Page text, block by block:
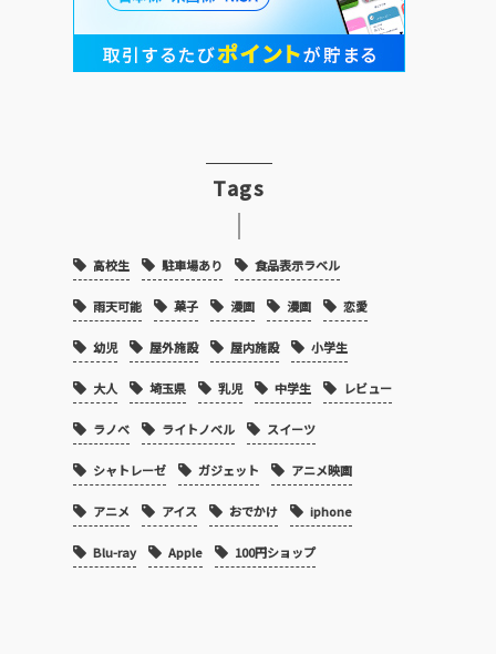
Tags
高校生 駐車場あり 食品表示ラベル
雨天可能 菓子 漫画 漫画 恋愛
幼児 屋外施設 屋内施設 小学生
大人 埼玉県 乳児 中学生 レビュー
ラノベ ライトノベル スイーツ
シャトレーゼ ガジェット アニメ映画
アニメ アイス おでかけ iphone
Blu-ray Apple 100円ショップ